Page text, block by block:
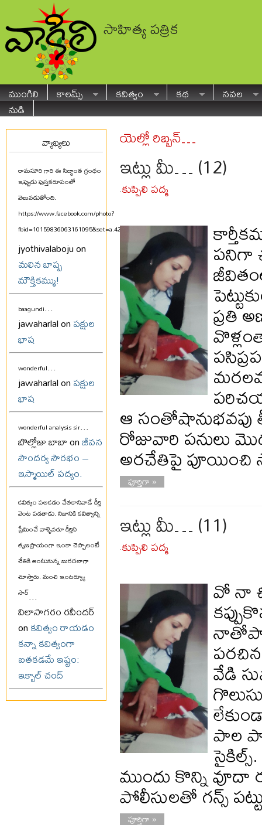
సాహిత్య పత్రిక
ముంగిలి కాలమ్స్ కవిత్వం కథ
నవల
నుడి
వ్యాఖ్యలు
రామసూరి గారి ఈ సిద్ధాంత గ్రంథం
ఇప్పుడు పుస్తకరూపంలో
వెలువడుతోంది.
https://www.facebook.com/photo?
fbid=10159836063161095&set=a.425580711094...
jyothivalaboju on
మలిన బాష్ప
మౌక్తికమ్ము!
baagundi...
jawaharlal onపక్షుల
భాష
wonderful...
jawaharlal onపక్షుల
భాష
wonderful analysis sir...
బొల్లోజు బాబా onజీవన
సౌందర్య సౌరభం –
ఇస్మాయిల్ పద్యం.
కవిత్వం పలకడం చేతకానివాడే కీర్తి
వెంట పడతాడు. నిజానికి కవిత్వాన్ని
ప్రేమించే వాళ్ళెవరూ కీర్తిని
తృణప్రాయంగా ఇంకా చెప్పాలంటే
చేతికి అంటుకున్న బురదలాగా
చూస్తారు. మంచి ఇంటర్వ్యూ
సార్...
విలాసాగరం రవీందర్
onకవిత్వం రాయడం
కన్నా కవిత్వంగా
బతకడమే ఇష్టం:
ఇక్బాల్ చంద్
యెల్లో రిబ్బన్…
ఇట్లు మీ… (12)
-కుప్పిలి పద్మ
పనిగా
ప్రతి
ఆ సంతోషానుభవపు
రోజువారి పనులు
అరచేతిపై పూయించి
పూర్తిగా »
ఇట్లు మీ… (11)
-కుప్పిలి పద్మ
వో నా
వేడి
పాల
ముందు కొన్ని వూదా
పోలీసులతో గన్స్
పూర్తిగా »